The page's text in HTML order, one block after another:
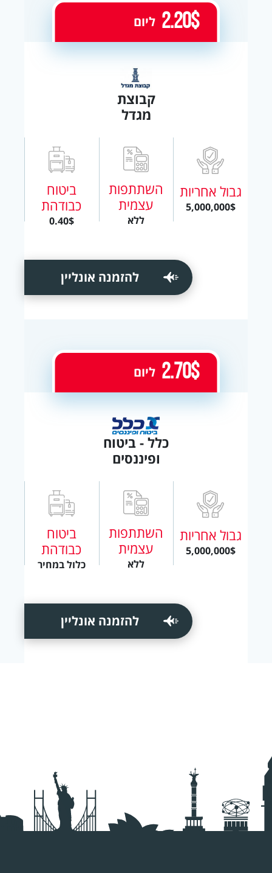
קבוצת
מגדל
גבול אחריות
5,000,000$
השתתפות
עצמית
ללא
ביטוח
כבודהת
0.40$
2.20$ ליום
להזמנה אונליין
כלל - ביטוח
ופיננסים
גבול אחריות
5,000,000$
השתתפות
עצמית
ללא
ביטוח
כבודהת
כלול במחיר
2.70$ ליום
להזמנה אונליין